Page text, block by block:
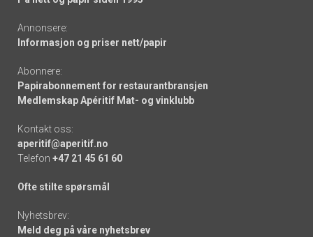
Annonsere:
Informasjon og priser nett/papir
Abonnere:
Papirabonnement for restaurantbransjen
Medlemskap Apéritif Mat- og vinklubb
Kontakt oss:
aperitif@aperitif.no
Telefon +47 21 45 61 60
Ofte stilte spørsmål
Nyhetsbrev:
Meld deg på våre nyhetsbrev